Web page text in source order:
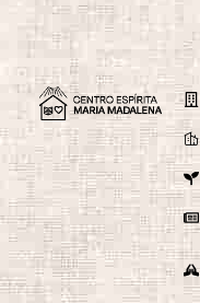
Caridade em
Ação
Causa e Efeito